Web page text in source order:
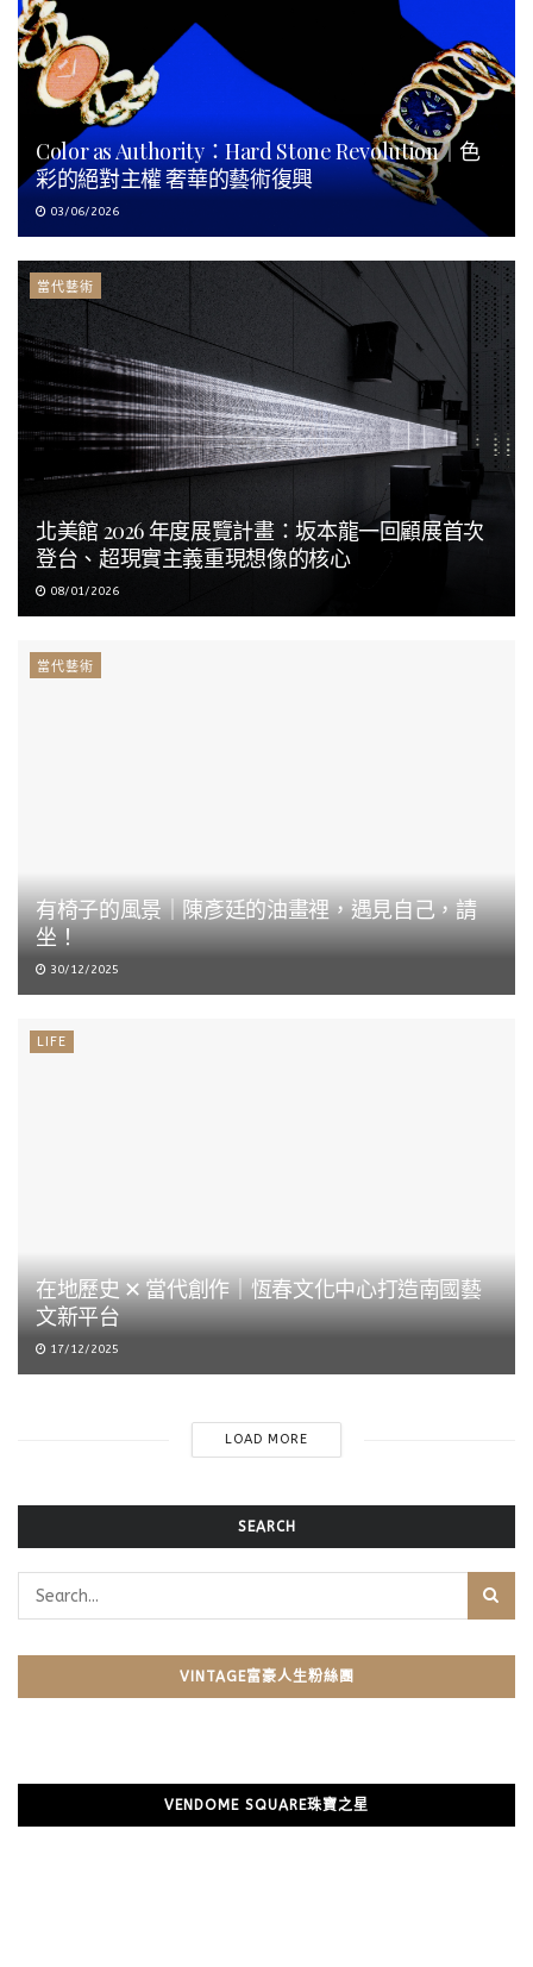
Color as Authority：Hard Stone Revolution｜色
彩的絕對主權 奢華的藝術復興
03/06/2026
當代藝術
北美館 2026 年度展覽計畫：坂本龍一回顧展首次
登台、超現實主義重現想像的核心
08/01/2026
當代藝術
有椅子的風景｜陳彥廷的油畫裡，遇見自己，請
坐！
30/12/2025
LIFE
在地歷史 ✕ 當代創作｜恆春文化中心打造南國藝
文新平台
17/12/2025
LOAD MORE
SEARCH
VINTAGE富豪人生粉絲團
VENDOME SQUARE珠寶之星